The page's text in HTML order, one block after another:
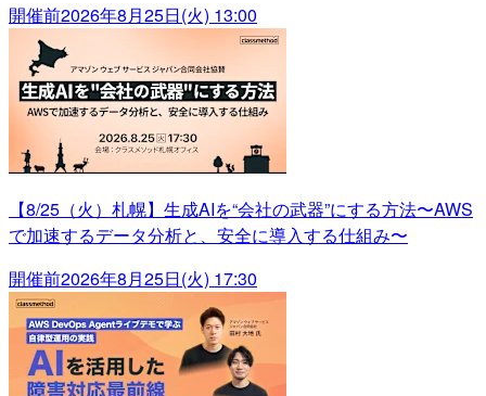
開催前2026年8月25日(火) 13:00
【8/25（火）札幌】生成AIを“会社の武器”にする方法〜AWS
で加速するデータ分析と、安全に導入する仕組み〜
開催前2026年8月25日(火) 17:30